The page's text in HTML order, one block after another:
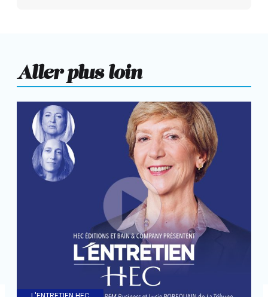
Aller plus loin